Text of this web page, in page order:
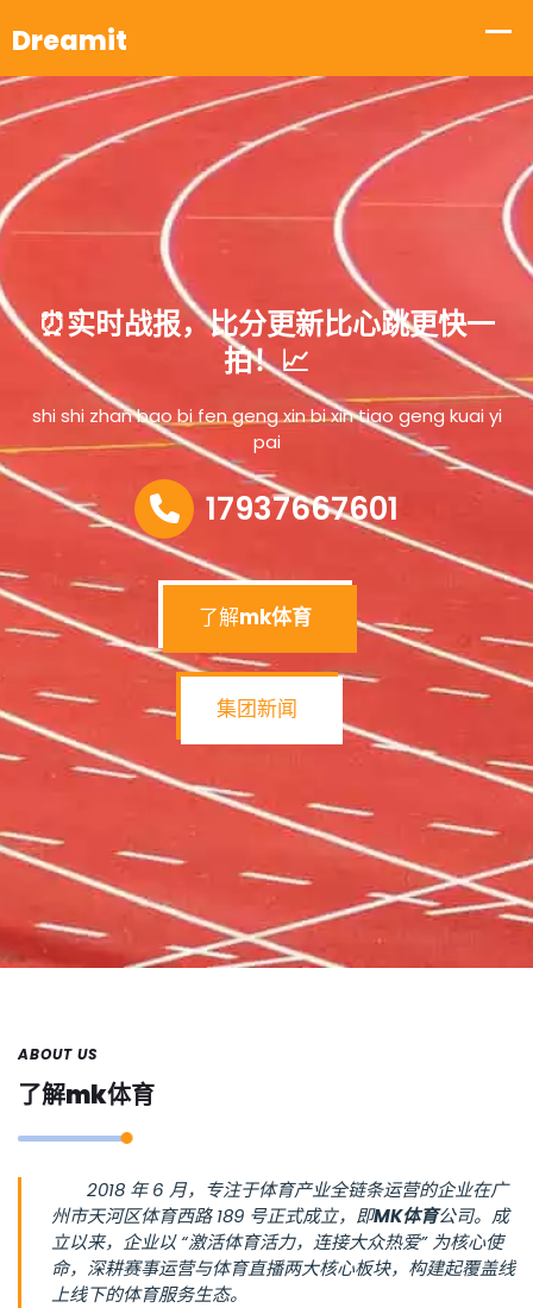
⏰实时战报，比分更新比心跳更快一
拍！📈
shi shi zhan bao bi fen geng xin bi xin tiao geng kuai yi
pai
17937667601
了解mk体育
集团新闻
ABOUT US
了解mk体育
2018 年 6 月，专注于体育产业全链条运营的企业在广
州市天河区体育西路 189 号正式成立，即MK体育公司。成
立以来，企业以 “激活体育活力，连接大众热爱” 为核心使
命，深耕赛事运营与体育直播两大核心板块，构建起覆盖线
上线下的体育服务生态。